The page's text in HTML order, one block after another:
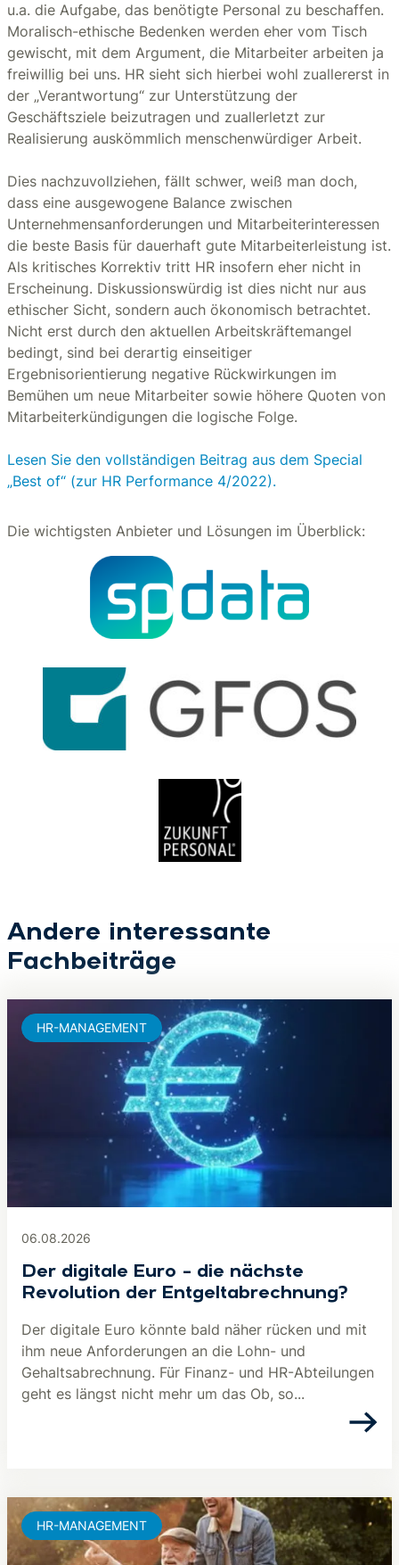
u.a. die Aufgabe, das benötigte Personal zu beschaffen.
Moralisch-ethische Bedenken werden eher vom Tisch
gewischt, mit dem Argument, die Mitarbeiter arbeiten ja
freiwillig bei uns. HR sieht sich hierbei wohl zuallererst in
der „Verantwortung“ zur Unterstützung der
Geschäftsziele beizutragen und zuallerletzt zur
Realisierung auskömmlich menschenwürdiger Arbeit.
Dies nachzuvollziehen, fällt schwer, weiß man doch,
dass eine ausgewogene Balance zwischen
Unternehmensanforderungen und Mitarbeiterinteressen
die beste Basis für dauerhaft gute Mitarbeiterleistung ist.
Als kritisches Korrektiv tritt HR insofern eher nicht in
Erscheinung. Diskussionswürdig ist dies nicht nur aus
ethischer Sicht, sondern auch ökonomisch betrachtet.
Nicht erst durch den aktuellen Arbeitskräftemangel
bedingt, sind bei derartig einseitiger
Ergebnisorientierung negative Rückwirkungen im
Bemühen um neue Mitarbeiter sowie höhere Quoten von
Mitarbeiterkündigungen die logische Folge.
Lesen Sie den vollständigen Beitrag aus dem Special
„Best of“ (zur HR Performance 4/2022).
Die wichtigsten Anbieter und Lösungen im Überblick:
Andere interessante
Fachbeiträge
06.08.2026
Der digitale Euro – die nächste
Revolution der Entgeltabrechnung?
Der digitale Euro könnte bald näher rücken und mit
ihm neue Anforderungen an die Lohn- und
Gehaltsabrechnung. Für Finanz- und HR-Abteilungen
geht es längst nicht mehr um das Ob, so...
HR-MANAGEMENT
HR-MANAGEMENT